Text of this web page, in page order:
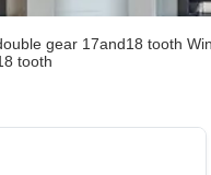
gear 17and18 tooth
tooth